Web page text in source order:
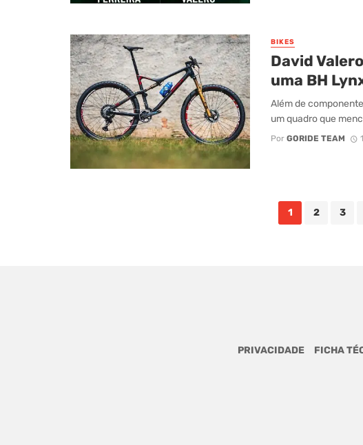
BIKES
David
uma BH
Além de
um quadro que
Por GORIDE TEAM
1 2 3
PRIVACIDADE FICHA